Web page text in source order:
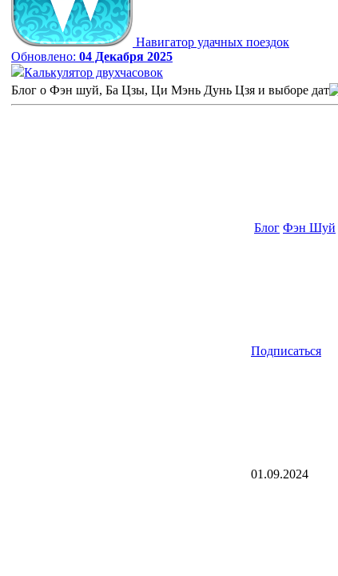
Навигатор удачных поездок
Обновлено: 04 Декабря 2025
Калькулятор двухчасовок
Блог о Фэн шуй, Ба Цзы, Ци Мэнь Дунь Цзя и выборе дат
Блог Фэн Шуй
Подписаться
01.09.2024